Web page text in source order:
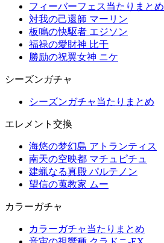
フィーバーフェス当たりまとめ
対我の己還師 マーリン
板鳴の快駆者 エジソン
福禄の愛財神 比干
勝励の祝翼女神 ニケ
シーズンガチャ
シーズンガチャ当たりまとめ
エレメント交換
海悠の梦幻島 アトランティス
南天の空映都 マチュピチュ
建蝋なる真殿 パルテノン
望信の蒐教家 ムー
カラーガチャ
カラーガチャ当たりまとめ